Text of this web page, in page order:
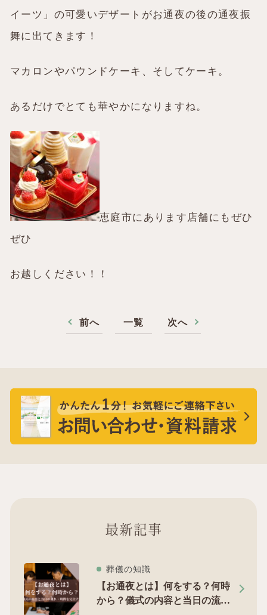
イーツ」の可愛いデザートがお通夜の後の通夜振
舞に出てきます！
マカロンやパウンドケーキ、そしてケーキ。
あるだけでとても華やかになりますね。
恵庭市にあります店舗にもぜひ
ぜひ
お越しください！！
前へ 一覧 次へ
最新記事
葬儀の知識
【お通夜とは】何をする？何時
から？儀式の内容と当日の流